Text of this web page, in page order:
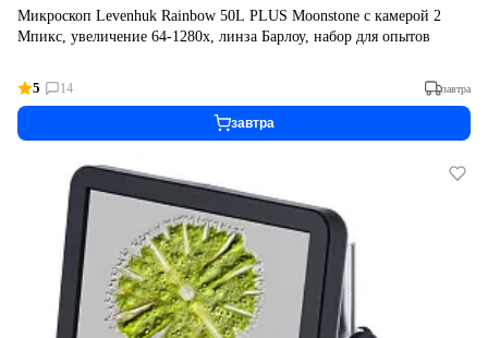
Микроскоп Levenhuk Rainbow 50L PLUS Moonstone с камерой 2
Мпикс, увеличение 64-1280х, линза Барлоу, набор для опытов
5 14 завтра
завтра